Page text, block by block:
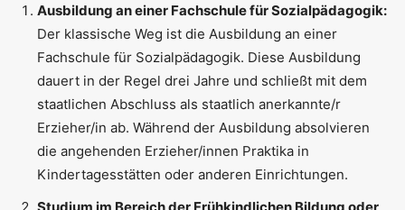
Ausbildung an einer Fachschule für Sozialpädagogik:
Der klassische Weg ist die Ausbildung an einer
Fachschule für Sozialpädagogik. Diese Ausbildung
dauert in der Regel drei Jahre und schließt mit dem
staatlichen Abschluss als staatlich anerkannte/r
Erzieher/in ab. Während der Ausbildung absolvieren
die angehenden Erzieher/innen Praktika in
Kindertagesstätten oder anderen Einrichtungen.